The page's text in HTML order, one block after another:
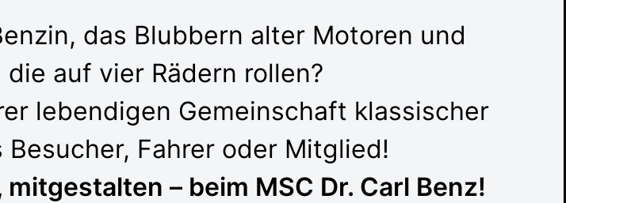
das Blubbern alter Motoren und
auf vier Rädern rollen?
lebendigen Gemeinschaft klassischer
Besucher, Fahrer oder Mitglied!
– beim MSC Dr. Carl Benz!